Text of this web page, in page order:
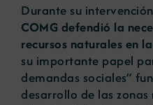
Durante su
COMG defendió la
recursos naturales en
su importante papel
demandas sociales”
desarrollo de las